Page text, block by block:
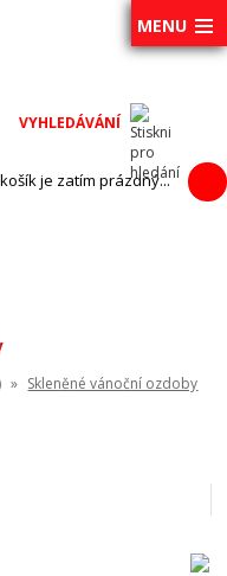
MENU
je zatím prázdný...
» Skleněné vánoční ozdoby